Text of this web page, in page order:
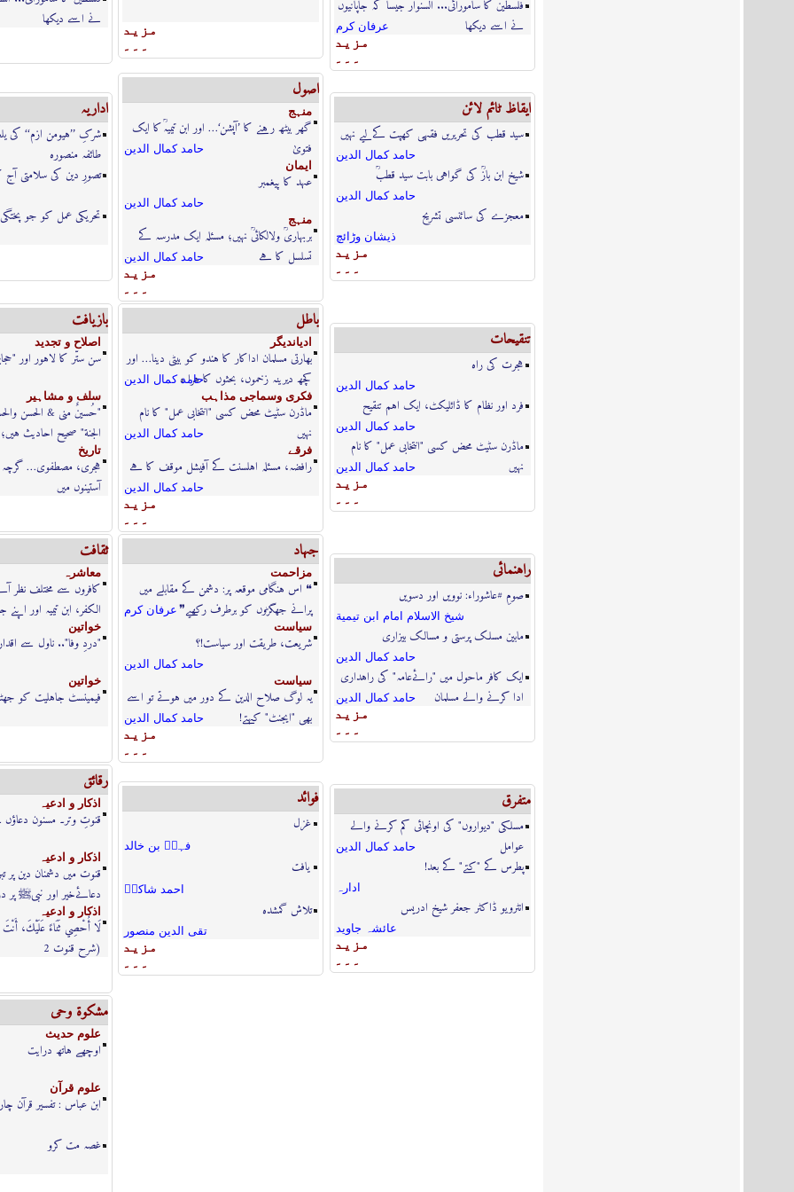
نے اسے دیکھا
مزيد
۔۔۔
فلسطین کا سامورائی... السنوار جیسا کہ جاپانیوں
نے اسے دیکھا
عرفان كرم
مزيد
۔۔۔
اداریہ
شرکِ ’’ہیومن ازم‘‘ کی
طائفہ منصورہ
تصورِ دین کی سلامتی
تحریکی عمل کو جو
اصول
منہج
گھر بیٹھ رہنے کا ’آپشن‘… اور ابن تیمیہؒ کا ایک
فتویٰ
حامد كمال الدين
ايمان
عہد کا پیغمبر
حامد كمال الدين
منہج
بربہاریؒ ولالکائیؒ نہیں؛ مسئلہ ایک مدرسہ کے
تسلسل کا ہے
حامد كمال الدين
مزيد
۔۔۔
ایقاظ ٹائم لائن
سید قطب کی تحریریں فقہی کھپت کےلیے نہیں
حامد كمال الدين
شیخ ابن بازؒ کی گواہی بابت سید قطبؒ
حامد كمال الدين
معجزے کی سائنسی تشریح
ذيشان وڑائچ
مزيد
۔۔۔
بازيافت
اصلاح و تجديد
سن ستّر کا لاہور اور
سلف و مشاہير
"حُسینٌ منی & الحسن
الجنة" صحیح احادیث
تاريخ
ہجری، مصطفوی…
آستینوں میں
باطل
اديانديگر
بھارتی مسلمان اداکار کا ہندو کو بیٹی دینا… اور
کچھ دیرینہ زخموں، بحثوں کا ہرا ہحامد كمال الدين
فكرى وسماجى مذاہب
ماڈرن سٹیٹ محض کسی "انتخابی عمل" کا نام
نہیں
حامد كمال الدين
فرقے
رافضہ، مسئلہ اہلسنت کے آفیشل موقف کا ہے
حامد كمال الدين
مزيد
۔۔۔
تنقیحات
ہجرت کی راہ
حامد كمال الدين
فرد اور نظام کا ڈائلیکٹ، ایک اہم تنقیح
حامد كمال الدين
ماڈرن سٹیٹ محض کسی "انتخابی عمل" کا نام
نہیں
حامد كمال الدين
مزيد
۔۔۔
ثقافت
معاشرہ
کافروں سے مختلف نظر
الکفر، ابن تیمیہ اور
خواتين
"دردِ وفا".. ناول سے
خواتين
فیمینسٹ جاہلیت کو
جہاد
مزاحمت
❝ اس ہنگامی موقعہ پر: دشمن کے مقابلے میں
پرانے جھگڑوں کو برطرف رکھیے❞ عرفان كرم
سياست
شریعت، طریقت اور سیاست!؟
حامد كمال الدين
سياست
یہ لوگ صلاح الدین کے دور میں ہوتے تو اسے
بھی "ایجنٹ" کہتے!
حامد كمال الدين
مزيد
۔۔۔
راہنمائى
صومِ #عاشوراء: نوویں اور دسویں
شيخ الاسلام امام ابن تيمية
مابین مسلک پرستی و مسالک بیزاری
حامد كمال الدين
ایک کافر ماحول میں "رائےعامہ" کی راہداری
ادا کرنے والے مسلمان
حامد كمال الدين
مزيد
۔۔۔
رقائق
اذكار و ادعيہ
قنوتِ وتر۔ مسنون
اذكار و ادعيہ
قنوت میں دشمنان دین پر
دعائےخیر اور نبیﷺ پر
اذكار و ادعيہ
لَا أُحْصِي ثَنَاءً عَلَيْكَ، أَنْتَ
(شرح قنوت 2
فوائد
غزل
فہدؔ بن خالد
یافت
احمد شاکرؔ
تلاش گمشدہ
تقی الدین منصور
مزيد
۔۔۔
متفرق
مسلکی "دیواروں" کی اونچائی کم کرنے والے
عوامل
حامد كمال الدين
پطرس کے "کتے" کے بعد!
ادارہ
انٹرویو ڈاکٹر جعفر شیخ ادریس
عائشہ جاوید
مزيد
۔۔۔
مشكوة وحى
علوم حديث
اوچھے ہاتھ درایت
علوم قرآن
ابن عباس : تفسیر قرآن
غصہ مت کرو